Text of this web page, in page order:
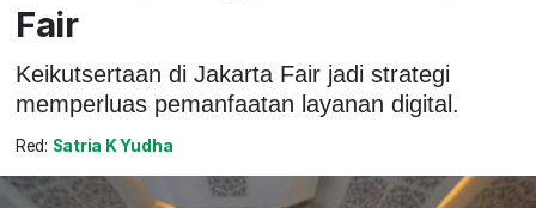
Fair
Keikutsertaan di Jakarta Fair jadi strategi
memperluas pemanfaatan layanan digital.
Red: Satria K Yudha